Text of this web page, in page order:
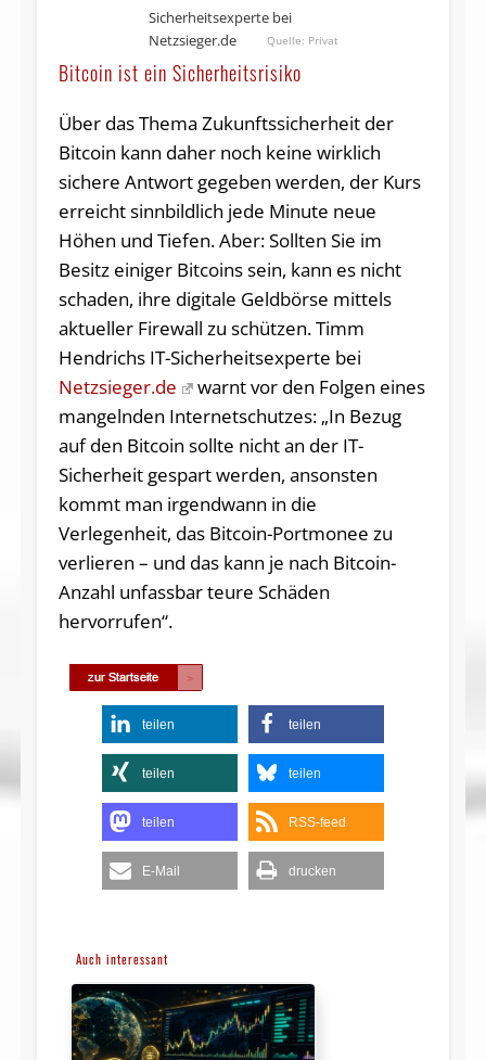
Sicherheitsexperte bei
Netzsieger.de
Privat
Bitcoin ist ein Sicherheitsrisiko
Über das Thema Zukunftssicherheit der
Bitcoin kann daher noch keine wirklich
sichere Antwort gegeben werden, der Kurs
erreicht sinnbildlich jede Minute neue
Höhen und Tiefen. Aber: Sollten Sie im
Besitz einiger Bitcoins sein, kann es nicht
schaden, ihre digitale Geldbörse mittels
aktueller Firewall zu schützen. Timm
Hendrichs IT-Sicherheitsexperte bei
Netzsieger.de
warnt vor den Folgen eines
mangelnden Internetschutzes: „In Bezug
auf den Bitcoin sollte nicht an der IT-
Sicherheit gespart werden, ansonsten
kommt man irgendwann in die
Verlegenheit, das Bitcoin-Portmonee zu
verlieren – und das kann je nach Bitcoin-
Anzahl unfassbar teure Schäden
hervorrufen“.
teilen teilen
teilen teilen
teilen RSS-feed
E-Mail drucken
Auch interessant